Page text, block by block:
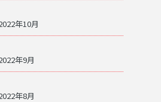
年10月
年9月
年8月